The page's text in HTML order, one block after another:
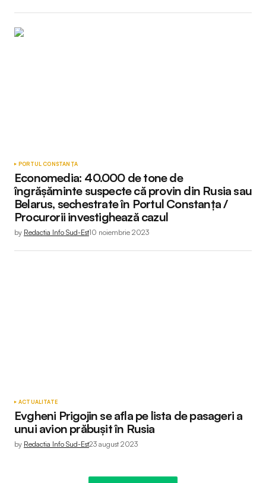
PORTUL CONSTANȚA
Economedia: 40.000 de tone de
îngrășăminte suspecte că provin din Rusia sau
Belarus, sechestrate în Portul Constanța /
Procurorii investighează cazul
by Redactia Info Sud-Est10 noiembrie 2023
ACTUALITATE
Evgheni Prigojin se afla pe lista de pasageri a
unui avion prăbușit în Rusia
by Redactia Info Sud-Est23 august 2023